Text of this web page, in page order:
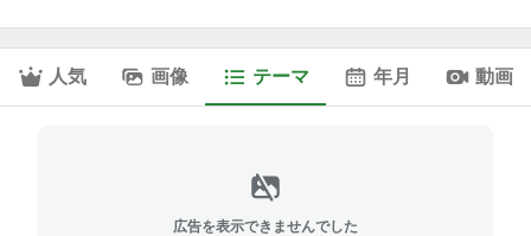
人気 画像 テーマ 年月 動画
広告を表示できませんでした